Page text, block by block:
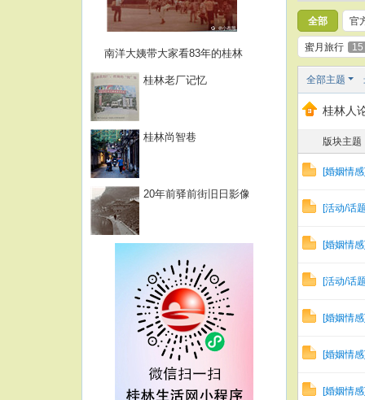
南洋大姨带大家看83年的桂林
桂林老厂记忆
桂林尚智巷
20年前驿前街旧日影像
全部 官
蜜月旅行 15
全部主题
桂林人
版块主题
[婚姻情感
[活动/话
[婚姻情感
[活动/话
[婚姻情感
[婚姻情感
[婚姻情感